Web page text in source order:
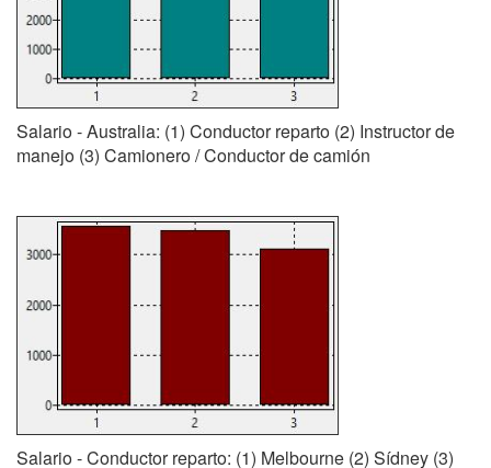
Salario - Australia: (1) Conductor reparto (2) Instructor de
manejo (3) Camionero / Conductor de camión
Salario - Conductor reparto: (1) Melbourne (2) Sídney (3)